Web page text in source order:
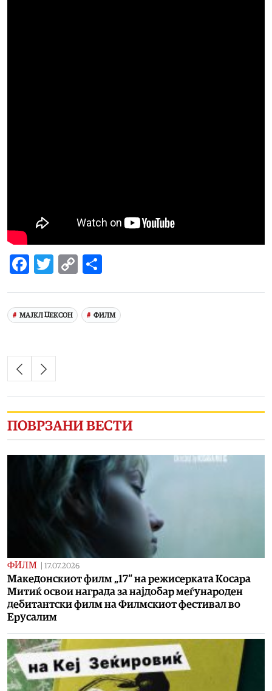
Facebook
Twitter
Copy
МАЈКЛ ЏЕКСОН ФИЛМ
ПОВРЗАНИ ВЕСТИ
ФИЛМ 17.07.2026
Македонскиот филм „17“ на режисерката Косара
Митиќ освои награда за најдобар меѓународен
дебитантски филм на Филмскиот фестивал во
Ерусалим